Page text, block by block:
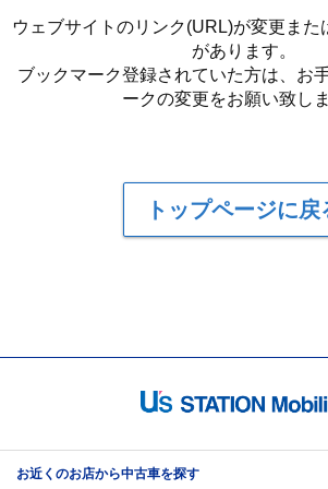
ウェブサイトのリンク(URL)が変更また
があります。
ブックマーク登録されていた方は、お
ークの変更をお願い致しま
トップページに戻
お近くのお店から中古車を探す